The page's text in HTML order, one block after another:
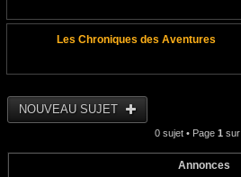
Les Chroniques des Aventures
NOUVEAU SUJET
0 sujet • Page 1 sur
Annonces